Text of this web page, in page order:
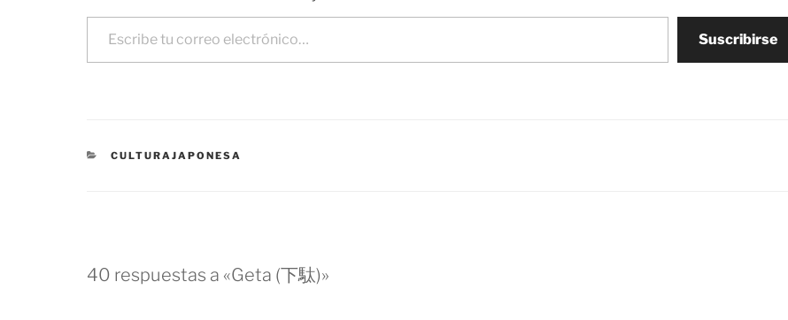
Escribe tu correo electrónico…
Suscribirse
CATEGORÍAS
CULTURAJAPONESA
40 respuestas a «Geta (下駄)»